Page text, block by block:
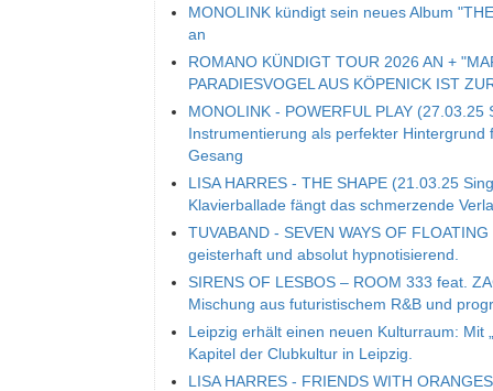
MONOLINK kündigt sein neues Album
an
ROMANO KÜNDIGT TOUR 2026 AN +
PARADIESVOGEL AUS KÖPENICK IST
MONOLINK - POWERFUL PLAY
Instrumentierung als perfekter
Gesang
LISA HARRES - THE SHAPE (21.03.25
Klavierballade fängt das schmerzende
TUVABAND - SEVEN WAYS OF
geisterhaft und absolut hypnotisierend.
SIRENS OF LESBOS – ROOM 333 feat.
Mischung aus futuristischem R&B und
Leipzig erhält einen neuen Kulturraum: Mit
Kapitel der Clubkultur in Leipzig.
LISA HARRES - FRIENDS WITH